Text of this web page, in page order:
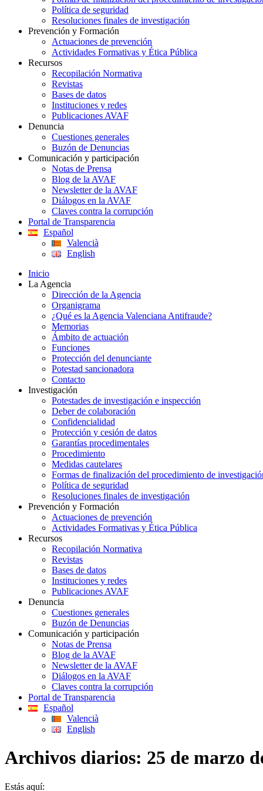
Política de seguridad
Resoluciones finales de investigación
Prevención y Formación
Actuaciones de prevención
Actividades Formativas y Ética Pública
Recursos
Recopilación Normativa
Revistas
Bases de datos
Instituciones y redes
Publicaciones AVAF
Denuncia
Cuestiones generales
Buzón de Denuncias
Comunicación y participación
Notas de Prensa
Blog de la AVAF
Newsletter de la AVAF
Diálogos en la AVAF
Claves contra la corrupción
Portal de Transparencia
Español
Valencià
English
Inicio
La Agencia
Dirección de la Agencia
Organigrama
¿Qué es la Agencia Valenciana Antifraude?
Memorias
Ámbito de actuación
Funciones
Protección del denunciante
Potestad sancionadora
Contacto
Investigación
Potestades de investigación e inspección
Deber de colaboración
Confidencialidad
Protección y cesión de datos
Garantías procedimentales
Procedimiento
Medidas cautelares
Formas de finalización del procedimiento de
Política de seguridad
Resoluciones finales de investigación
Prevención y Formación
Actuaciones de prevención
Actividades Formativas y Ética Pública
Recursos
Recopilación Normativa
Revistas
Bases de datos
Instituciones y redes
Publicaciones AVAF
Denuncia
Cuestiones generales
Buzón de Denuncias
Comunicación y participación
Notas de Prensa
Blog de la AVAF
Newsletter de la AVAF
Diálogos en la AVAF
Claves contra la corrupción
Portal de Transparencia
Español
Valencià
English
Archivos diarios: 25 de marzo
Estás aquí: